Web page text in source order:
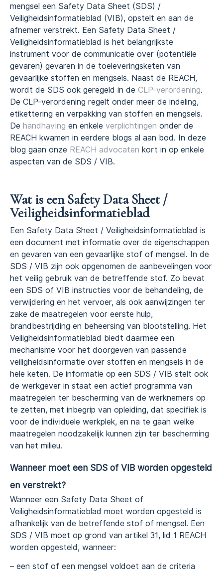
mengsel een Safety Data Sheet (SDS) /
Veiligheidsinformatieblad (VIB), opstelt en aan de
afnemer verstrekt. Een Safety Data Sheet /
Veiligheidsinformatieblad is het belangrijkste
instrument voor de communicatie over (potentiële
gevaren) gevaren in de toeleveringsketen van
gevaarlijke stoffen en mengsels. Naast de REACH,
wordt de SDS ook geregeld in de CLP-verordening.
De CLP-verordening regelt onder meer de indeling,
etikettering en verpakking van stoffen en mengsels.
De handhaving en enkele verplichtingen onder de
REACH kwamen in eerdere blogs al aan bod. In deze
blog gaan onze REACH advocaten kort in op enkele
aspecten van de SDS / VIB.
Wat is een Safety Data Sheet /
Veiligheidsinformatieblad
Een Safety Data Sheet / Veiligheidsinformatieblad is
een document met informatie over de eigenschappen
en gevaren van een gevaarlijke stof of mengsel. In de
SDS / VIB zijn ook opgenomen de aanbevelingen voor
het veilig gebruik van de betreffende stof. Zo bevat
een SDS of VIB instructies voor de behandeling, de
verwijdering en het vervoer, als ook aanwijzingen ter
zake de maatregelen voor eerste hulp,
brandbestrijding en beheersing van blootstelling. Het
Veiligheidsinformatieblad biedt daarmee een
mechanisme voor het doorgeven van passende
veiligheidsinformatie over stoffen en mengsels in de
hele keten. De informatie op een SDS / VIB stelt ook
de werkgever in staat een actief programma van
maatregelen ter bescherming van de werknemers op
te zetten, met inbegrip van opleiding, dat specifiek is
voor de individuele werkplek, en na te gaan welke
maatregelen noodzakelijk kunnen zijn ter bescherming
van het milieu.
Wanneer moet een SDS of VIB worden opgesteld
en verstrekt?
Wanneer een Safety Data Sheet of
Veiligheidsinformatieblad moet worden opgesteld is
afhankelijk van de betreffende stof of mengsel. Een
SDS / VIB moet op grond van artikel 31, lid 1 REACH
worden opgesteld, wanneer:
– een stof of een mengsel voldoet aan de criteria